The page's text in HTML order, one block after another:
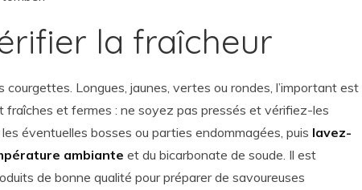
la fraîcheur
courgettes. Longues, jaunes, vertes ou rondes, l’important est
fraîches et fermes : ne soyez pas pressés et vérifiez-les
éventuelles bosses ou parties endommagées, puis lavez-
ambiante et du bicarbonate de soude. Il est
de bonne qualité pour préparer de savoureuses